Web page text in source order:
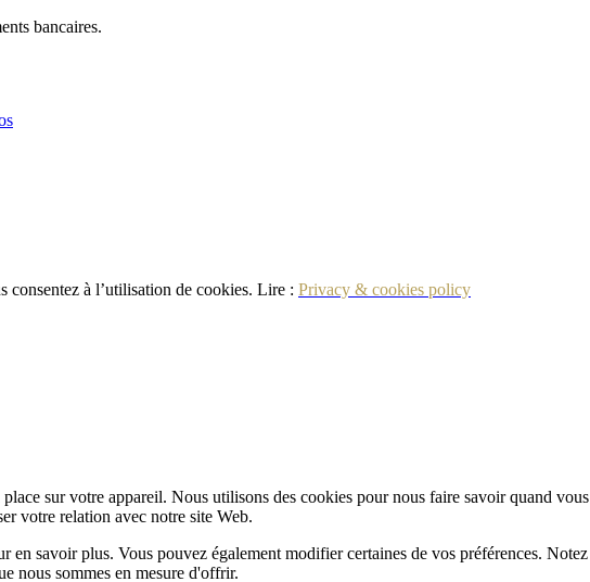
bancaires.
consentez à l’utilisation de cookies. Lire : Privacy & cookies policy
sur votre appareil. Nous utilisons des cookies pour nous faire savoir quand
votre relation avec notre site Web.
en savoir plus. Vous pouvez également modifier certaines de vos préférences.
nous sommes en mesure d'offrir.